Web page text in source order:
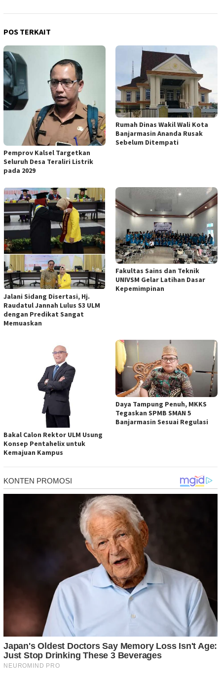
POS TERKAIT
Pemprov Kalsel Targetkan
Seluruh Desa Teraliri Listrik
pada 2029
Rumah Dinas Wakil Wali Kota
Banjarmasin Ananda Rusak
Sebelum Ditempati
Jalani Sidang Disertasi, Hj.
Raudatul Jannah Lulus S3 ULM
dengan Predikat Sangat
Memuaskan
Fakultas Sains dan Teknik
UNIVSM Gelar Latihan Dasar
Kepemimpinan
Bakal Calon Rektor ULM Usung
Konsep Pentahelix untuk
Kemajuan Kampus
Daya Tampung Penuh, MKKS
Tegaskan SPMB SMAN 5
Banjarmasin Sesuai Regulasi